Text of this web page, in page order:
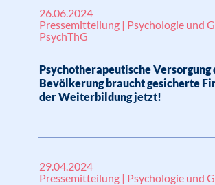
26.06.2024
Pressemitteilung | Psychologie und
PsychThG
Psychotherapeutische Versorgung
Bevölkerung braucht gesicherte
der Weiterbildung jetzt!
29.04.2024
Pressemitteilung | Psychologie und